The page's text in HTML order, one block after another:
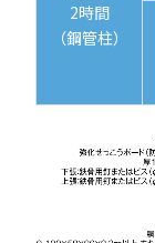
2時間
（鋼管柱）